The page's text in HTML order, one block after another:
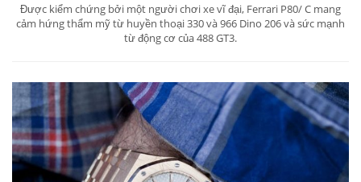
Được kiểm chứng bởi một người chơi xe vĩ đại, Ferrari P80/ C mang
cảm hứng thẩm mỹ từ huyền thoại 330 và 966 Dino 206 và sức mạnh
từ động cơ của 488 GT3.